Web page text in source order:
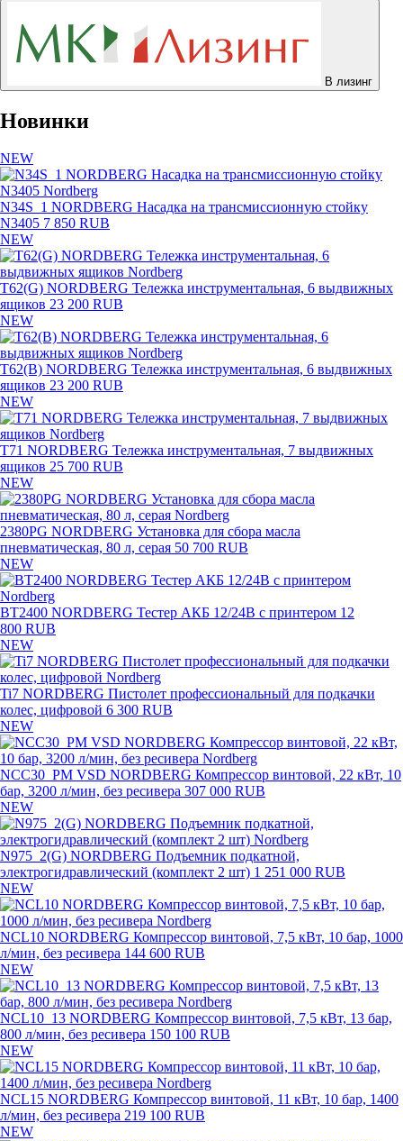
В лизинг
Новинки
NEW
N34S_1 NORDBERG Насадка на трансмиссионную стойку
N3405 7 850 RUB
NEW
T62(G) NORDBERG Тележка инструментальная, 6 выдвижных
ящиков 23 200 RUB
NEW
T62(B) NORDBERG Тележка инструментальная, 6 выдвижных
ящиков 23 200 RUB
NEW
T71 NORDBERG Тележка инструментальная, 7 выдвижных
ящиков 25 700 RUB
NEW
2380PG NORDBERG Установка для сбора масла
пневматическая, 80 л, серая 50 700 RUB
NEW
BT2400 NORDBERG Тестер АКБ 12/24В с принтером 12
800 RUB
NEW
Ti7 NORDBERG Пистолет профессиональный для подкачки
колес, цифровой 6 300 RUB
NEW
NCC30_PM VSD NORDBERG Компрессор винтовой, 22 кВт, 10
бар, 3200 л/мин, без ресивера 307 000 RUB
NEW
N975_2(G) NORDBERG Подъемник подкатной,
электрогидравлический (комплект 2 шт) 1 251 000 RUB
NEW
NCL10 NORDBERG Компрессор винтовой, 7,5 кВт, 10 бар, 1000
л/мин, без ресивера 144 600 RUB
NEW
NCL10_13 NORDBERG Компрессор винтовой, 7,5 кВт, 13 бар,
800 л/мин, без ресивера 150 100 RUB
NEW
NCL15 NORDBERG Компрессор винтовой, 11 кВт, 10 бар, 1400
л/мин, без ресивера 219 100 RUB
NEW